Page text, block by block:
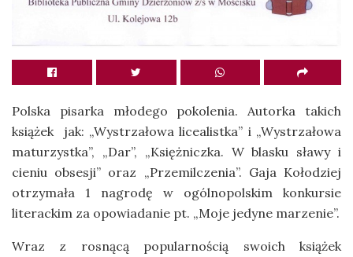
Polska pisarka młodego pokolenia. Autorka takich
książek jak: „Wystrzałowa licealistka” i „Wystrzałowa
maturzystka”, „Dar”, „Księżniczka. W blasku sławy i
cieniu obsesji” oraz „Przemilczenia”. Gaja Kołodziej
otrzymała 1 nagrodę w ogólnopolskim konkursie
literackim za opowiadanie pt. „Moje jedyne marzenie”.
Wraz z rosnącą popularnością swoich książek